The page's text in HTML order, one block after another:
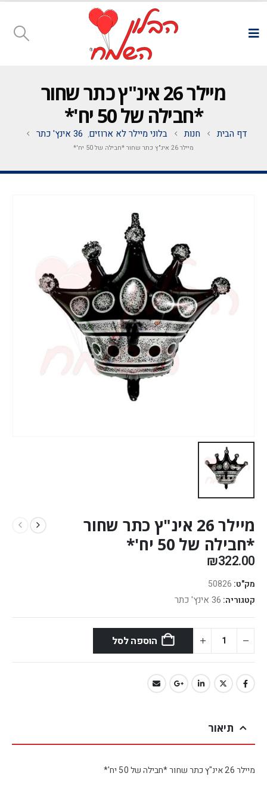
מיילר 26 אינ"ץ כתר שחור
*חבילה של 50 יח'*
דף הבית חנות בלוני מיילר לא ארוזים, 36 אינץ' כתר
מיילר 26 אינ"ץ כתר שחור *חבילה של 50 יח'*
מיילר 26 אינ"ץ כתר שחור
*חבילה של 50 יח'*
₪322.00
מק"ט: 50826
קטגוריה: 36 אינץ' כתר
הוספה לסל
תיאור
מיילר 26 אינ"ץ כתר שחור *חבילה של 50 יח'*